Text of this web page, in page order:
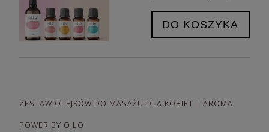
DO KOSZYKA
ZESTAW OLEJKÓW DO MASAŻU DLA KOBIET | AROMA
POWER BY OILO